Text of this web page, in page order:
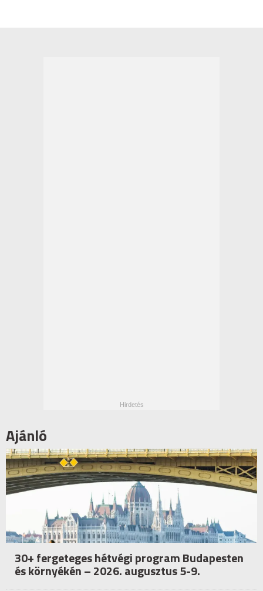
Ajánló
30+ fergeteges hétvégi program Budapesten
és környékén – 2026. augusztus 5-9.